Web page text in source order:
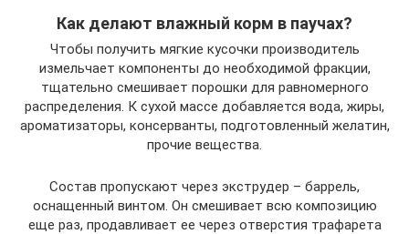
Как делают влажный корм в паучах?
Чтобы получить мягкие кусочки производитель
измельчает компоненты до необходимой фракции,
тщательно смешивает порошки для равномерного
распределения. К сухой массе добавляется вода, жиры,
ароматизаторы, консерванты, подготовленный желатин,
прочие вещества.
Состав пропускают через экструдер – баррель,
оснащенный винтом. Он смешивает всю композицию
еще раз, продавливает ее через отверстия трафарета